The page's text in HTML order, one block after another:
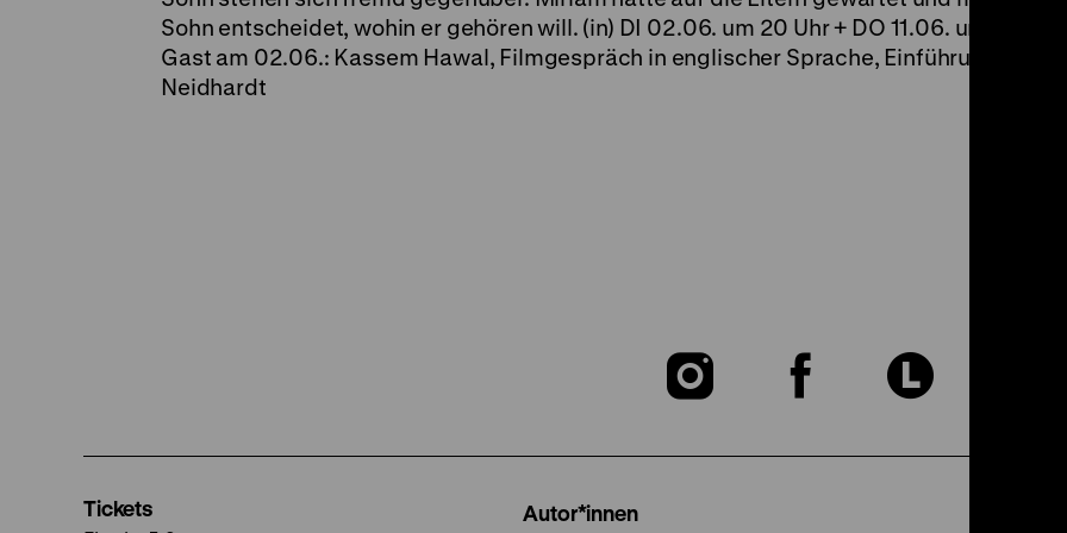
Sohn entscheidet, wohin er gehören will. (in) DI 02.06. um 20 Uhr + DO 11.06. um 20 Uhr ·
Gast am 02.06.: Kassem Hawal, Filmgespräch in englischer Sprache, Einführung am
Neidhardt
Zu
Zu
Zu
Tickets Autor*innen